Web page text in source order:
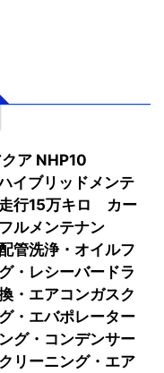
クア NHP10
ブリッドメンテ
行15万キロ カー
ルメンテナン
管洗浄・オイルフ
・レシーバードラ
・エアコンガスク
・エバポレーター
グ・コンデンサー
リーニング・エア